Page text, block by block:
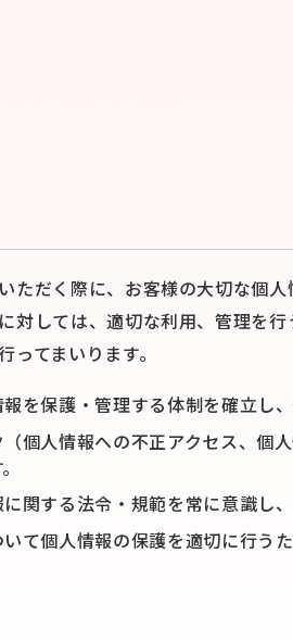
だく際に、お客様の大切な個
しては、適切な利用、管理を行
てまいります。
を保護・管理する体制を確立し
個人情報への不正アクセス、個
関する法令・規範を常に意識し
て個人情報の保護を適切に行う